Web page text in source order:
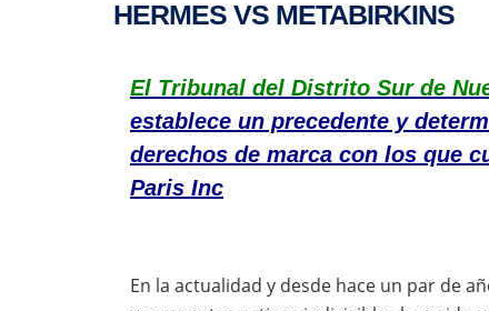
HERMES VS METABIRKINS
El Tribunal del Distrito Sur de
establece un precedente y
derechos de marca con los que
Paris Inc
En la actualidad y desde hace un par de